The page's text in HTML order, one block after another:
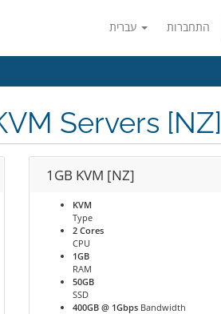
התחברות
Servers [NZ]
1GB KVM [NZ]
KVM
Type
2 Cores
CPU
1GB
RAM
50GB
SSD
400GB @ 1Gbps Bandwidth